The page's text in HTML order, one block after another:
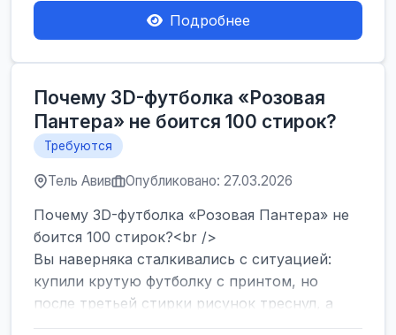
Подробнее
Почему 3D-футболка «Розовая
Пантера» не боится 100 стирок?
Требуются
Тель Авив Опубликовано: 27.03.2026
Почему 3D-футболка «Розовая Пантера» не
боится 100 стирок?<br />
Вы наверняка сталкивались с ситуацией:
купили крутую футболку с принтом, но
после третьей стирки рисунок треснул, а
после десятой — пр...